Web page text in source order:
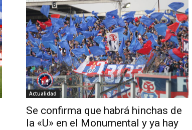
Actualidad
Se confirma que habrá hinchas de
la «U» en el Monumental y ya hay